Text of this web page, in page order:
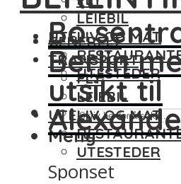
LEIEBIL
UTELIV OG MAT
UTESTEDER
Meny
GENERELT
TRANSPORT
FLY
LEIEBIL
UTELIV OG MAT
UTESTEDER
Bo
Berlin
utsikt til
Sponset